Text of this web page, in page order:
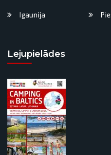
Igaunija
Lejupielādes